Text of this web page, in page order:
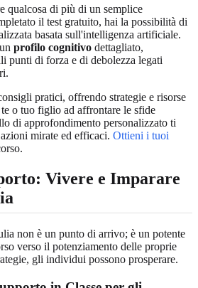
qualcosa di più di un semplice
il test gratuito, hai la possibilità di
basata sull'intelligenza artificiale.
profilo cognitivo dettagliato,
punti di forza e di debolezza legati
pratici, offrendo strategie e risorse
o tuo figlio ad affrontare le sfide
di approfondimento personalizzato ti
mirate ed efficaci. Ottieni i tuoi
Vivere e Imparare
non è un punto di arrivo; è un potente
verso il potenziamento delle proprie
gli individui possono prosperare.